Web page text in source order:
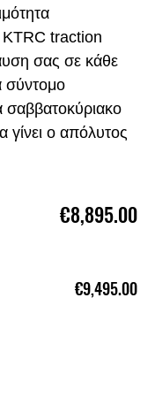
traction
σας σε κάθε
σύντομο
σαββατοκύριακο
ο απόλυτος
€8,895.00
€9,495.00